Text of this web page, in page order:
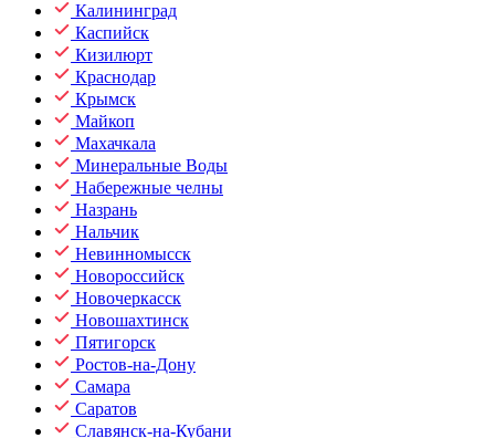
Калининград
Каспийск
Кизилюрт
Краснодар
Крымск
Майкоп
Махачкала
Минеральные Воды
Набережные челны
Назрань
Нальчик
Невинномысск
Новороссийск
Новочеркасск
Новошахтинск
Пятигорск
Ростов-на-Дону
Самара
Саратов
Славянск-на-Кубани